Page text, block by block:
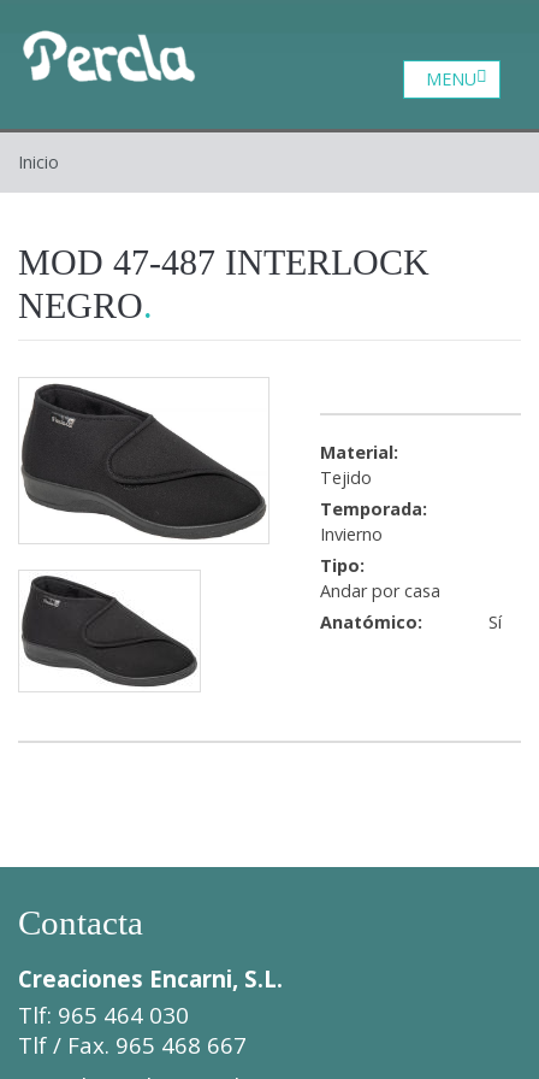
Inicio
MOD 47-487 INTERLOCK
NEGRO
Material:
Tejido
Temporada:
Invierno
Tipo:
Andar por casa
Anatómico:
Sí
Contacta
Creaciones Encarni, S.L.
Tlf: 965 464 030
Tlf / Fax. 965 468 667